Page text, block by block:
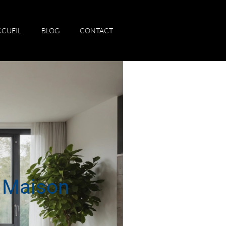
BLOG CONTACT